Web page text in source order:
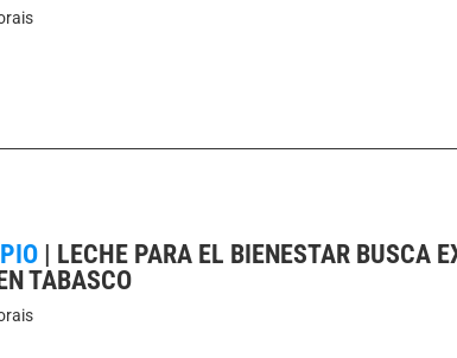
| LECHE PARA EL BIENESTAR BUSCA
TABASCO